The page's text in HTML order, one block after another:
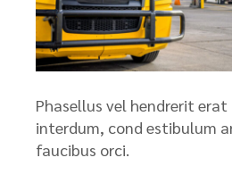
Phasellus vel hendrerit erat
interdum, cond estibulum
faucibus orci.